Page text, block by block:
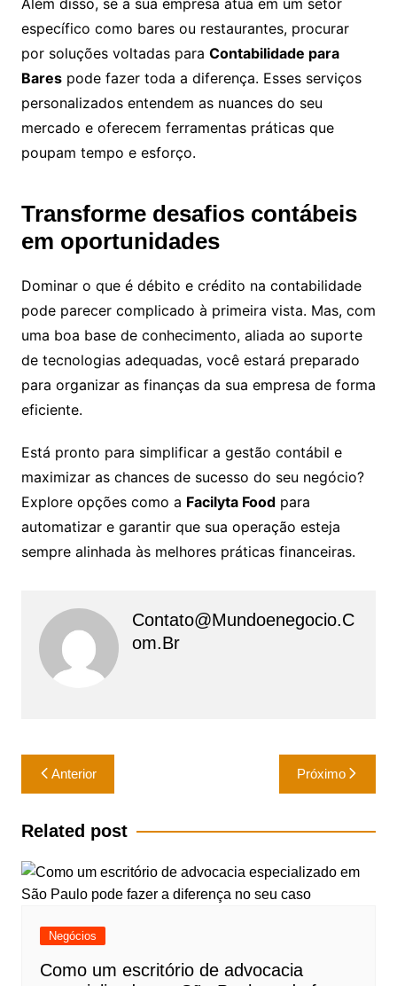
específico como bares ou restaurantes, procurar
por soluções voltadas para Contabilidade para
Barespode fazer toda a diferença. Esses serviços
personalizados entendem as nuances do seu
mercado e oferecem ferramentas práticas que
poupam tempo e esforço.
Transforme desafios contábeis
em oportunidades
Dominar o que é débito e crédito na contabilidade
pode parecer complicado à primeira vista. Mas, com
uma boa base de conhecimento, aliada ao suporte
de tecnologias adequadas, você estará preparado
para organizar as finanças da sua empresa de forma
eficiente.
Está pronto para simplificar a gestão contábil e
maximizar as chances de sucesso do seu negócio?
Explore opções como a Facilyta Foodpara
automatizar e garantir que sua operação esteja
sempre alinhada às melhores práticas financeiras.
Contato@mundoenegocio.c
Om.br
Navegação
de
Post
Anterior Próximo
Related post
Negócios
Como um escritório de advocacia